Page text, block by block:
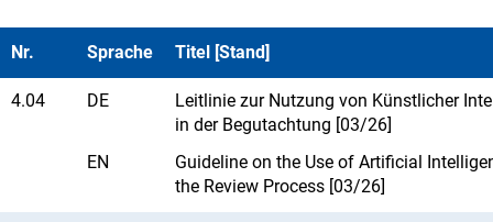
Nr. Sprache Titel [Stand]
4.04 DE
Leitlinie zur Nutzung von Künstlicher
in der Begutachtung [03/26]
EN
Guideline on the Use of Artificial
the Review Process [03/26]